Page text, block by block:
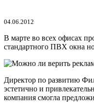
04.06.2012
В марте во всех офисах
стандартного ПВХ окна
Директор по развитию
эстетично и
компания смогла